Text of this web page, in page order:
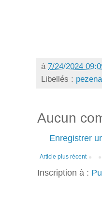
à 7/24/2024
Libellés :
Aucun
Enregistrer
Article plus récent
Inscription à :